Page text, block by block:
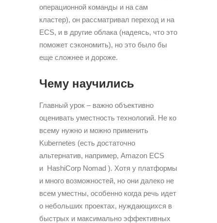
операционной команды и на сам
кластер), он рассматривал переход и на
ECS, и в другие облака (надеясь, что это
поможет сэкономить), но это было бы
еще сложнее и дороже.
Чему научились
Главный урок – важно объективно
оценивать уместность технологий. Не ко
всему нужно и можно применить
Kubernetes (есть достаточно
альтернатив, например, Amazon ECS
и HashiCorp Nomad ). Хотя у платформы
и много возможностей, но они далеко не
всем уместны, особенно когда речь идет
о небольших проектах, нуждающихся в
быстрых и максимально эффективных